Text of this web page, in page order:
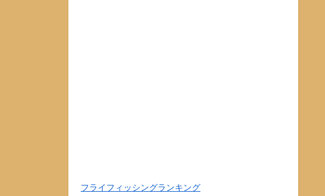
フライフィッシングランキング